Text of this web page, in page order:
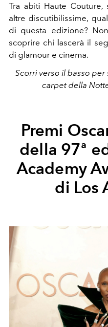
Tra abiti Haute
altre discutibilissime,
di questa edizione?
scoprire chi lascerà il
di glamour e cinema.
Scorri verso il basso
carpet della
Premi
della 97ª
Academy
di Los